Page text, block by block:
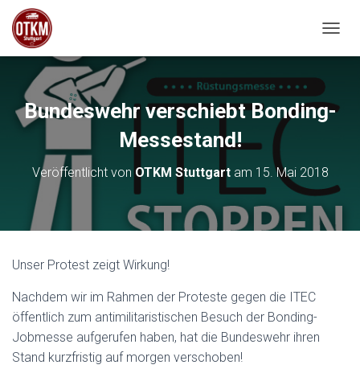
Bundeswehr verschiebt Bonding-
Messestand!
Veröffentlicht von OTKM Stuttgartam 15. Mai 2018
Unser Protest zeigt Wirkung!
Nachdem wir im Rahmen der Proteste gegen die ITEC
öffentlich zum antimilitaristischen Besuch der Bonding-
Jobmesse aufgerufen haben, hat die Bundeswehr ihren
Stand kurzfristig auf morgen verschoben!